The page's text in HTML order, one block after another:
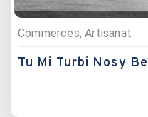
Commerces, Artisanat
Tu Mi Turbi Nosy Be